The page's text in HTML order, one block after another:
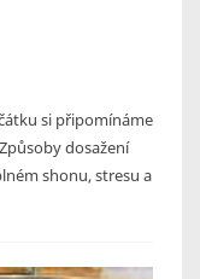
si připomínáme
dosažení
shonu, stresu a